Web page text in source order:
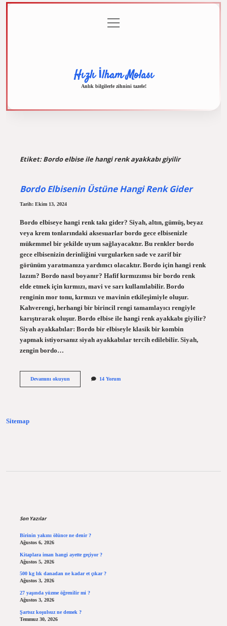
menüyü
aç
Hızlı İlham Molası
Anlık bilgilerle zihnini tazele!
Etiket:Bordo elbise ile hangi renk ayakkabı giyilir
Bordo Elbisenin Üstüne Hangi Renk Gider
Tarih: Ekim 13, 2024
Bordo elbiseye hangi renk takı gider? Siyah, altın, gümüş, beyaz
veya krem ​​tonlarındaki aksesuarlar bordo gece elbisenizle
mükemmel bir şekilde uyum sağlayacaktır. Bu renkler bordo
gece elbisenizin derinliğini vurgularken sade ve zarif bir
görünüm yaratmanıza yardımcı olacaktır. Bordo için hangi renk
lazım? Bordo nasıl boyanır? Hafif kırmızımsı bir bordo renk
elde etmek için kırmızı, mavi ve sarı kullanılabilir. Bordo
renginin mor tonu, kırmızı ve mavinin etkileşimiyle oluşur.
Kahverengi, herhangi bir birincil rengi tamamlayıcı rengiyle
karıştırarak oluşur. Bordo elbise ile hangi renk ayakkabı giyilir?
Siyah ayakkabılar: Bordo bir elbiseyle klasik bir kombin
yapmak istiyorsanız siyah ayakkabılar tercih edilebilir. Siyah,
zengin bordo…
Devamını okuyunBordo
14 Yorum
Sitemap
Son Yazılar
Birinin yakını ölünce ne denir ?
Ağustos 6, 2026
Kitaplara iman hangi ayette geçiyor ?
Ağustos 5, 2026
500 kg lık danadan ne kadar et çıkar ?
Ağustos 3, 2026
27 yaşında yüzme öğrenilir mi ?
Ağustos 3, 2026
Şartsız koşulsuz ne demek ?
Temmuz 30, 2026